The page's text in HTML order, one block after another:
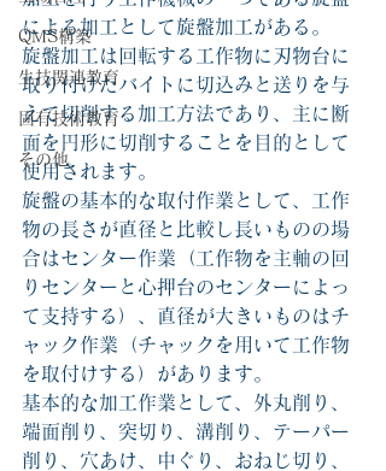
QMS構築
生技関連教育
固有技術教育
その他
による加工として旋盤加工がある。
旋盤加工は回転する工作物に刃物台に
取り付けたバイトに切込みと送りを与
えて切削する加工方法であり、主に断
面を円形に切削することを目的として
使用されます。
旋盤の基本的な取付作業として、工作
物の長さが直径と比較し長いものの場
合はセンター作業（工作物を主軸の回
りセンターと心押台のセンターによっ
て支持する）、直径が大きいものはチ
ャック作業（チャックを用いて工作物
を取付けする）があります。
基本的な加工作業として、外丸削り、
端面削り、突切り、溝削り、テーパー
削り、穴あけ、中ぐり、おねじ切り、